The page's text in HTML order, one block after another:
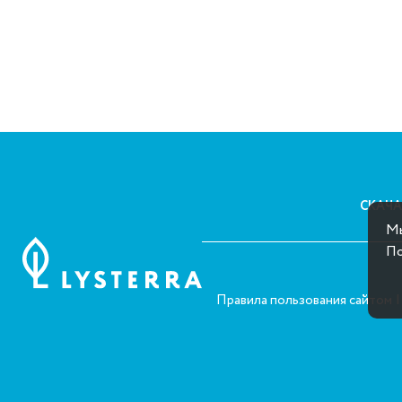
Правила пользования сайтом